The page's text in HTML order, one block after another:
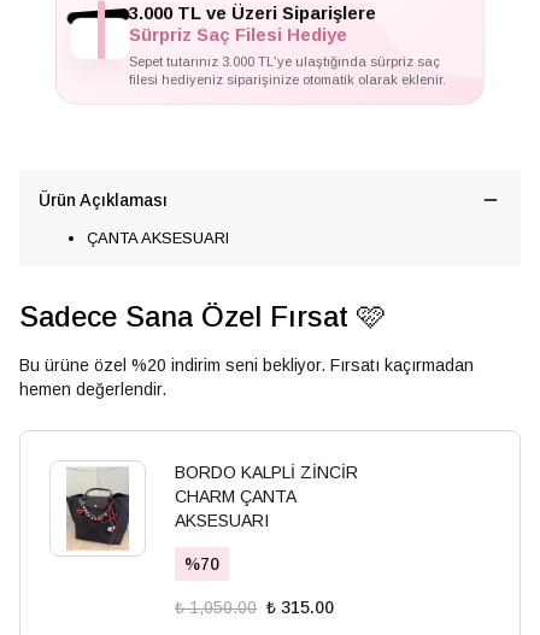
3.000 TL ve Üzeri Siparişlere
Sürpriz Saç Filesi Hediye
Sepet tutarınız 3.000 TL'ye ulaştığında sürpriz saç
filesi hediyeniz siparişinize otomatik olarak eklenir.
Ürün Açıklaması
ÇANTA AKSESUARI
Sadece Sana Özel Fırsat 🩷
Bu ürüne özel %20 indirim seni bekliyor. Fırsatı kaçırmadan
hemen değerlendir.
BORDO KALPLİ ZİNCİR
CHARM ÇANTA
AKSESUARI
%70
₺ 1,050.00 ₺ 315.00